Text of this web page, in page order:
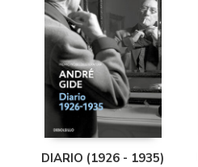
DIARIO (1926 - 1935)